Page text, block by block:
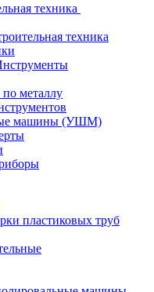
техника
техника
металлу
машины (УШМ)
пластиковых труб